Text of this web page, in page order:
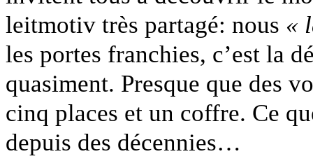
leitmotiv très partagé: nous «
les portes franchies, c’est la
quasiment. Presque que des
cinq places et un coffre. Ce
depuis des décennies…